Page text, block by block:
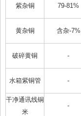
紫杂铜 79-81%
黄杂铜 含杂-7%
破碎黄铜 -
水箱紫铜管 -
干净通讯线铜
米
-